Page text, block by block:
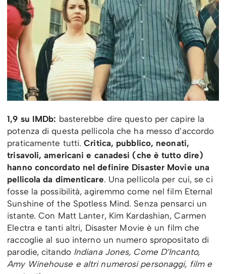
1,9 su IMDb: basterebbe dire questo per capire la
potenza di questa pellicola che ha messo d’accordo
praticamente tutti. Critica, pubblico, neonati,
trisavoli, americani e canadesi (che è tutto dire)
hanno concordato nel definire Disaster Movie una
pellicola da dimenticare. Una pellicola per cui, se ci
fosse la possibilità, agiremmo come nel film Eternal
Sunshine of the Spotless Mind. Senza pensarci un
istante. Con Matt Lanter, Kim Kardashian, Carmen
Electra e tanti altri, Disaster Movie è un film che
raccoglie al suo interno un numero spropositato di
parodie, citando Indiana Jones, Come D’Incanto,
Amy Winehouse e altri numerosi personaggi, film e